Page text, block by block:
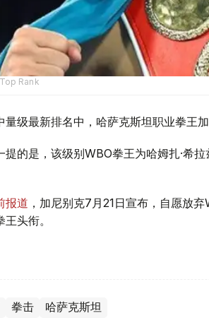
Rank
量级最新排名中，哈萨克斯坦职业拳王
提的是，该级别WBO拳王为哈姆扎·希
报道 ，加尼别克7月21日宣布，自愿放
王头衔。
拳击 哈萨克斯坦